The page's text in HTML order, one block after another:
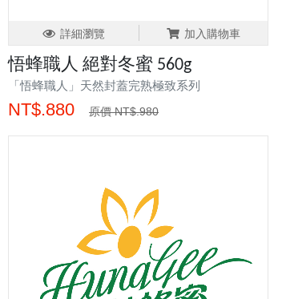
詳細瀏覽 加入購物車
悟蜂職人 絕對冬蜜 560g
「悟蜂職人」天然封蓋完熟極致系列
NT$.880 原價 NT$.980